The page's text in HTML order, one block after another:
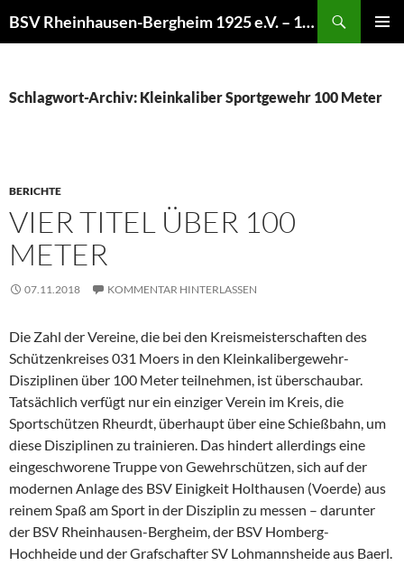
Inhalt
BSV Rheinhausen-Bergheim 1925 e.V. – 100% Sportschießen
Schlagwort-Archiv: Kleinkaliber Sportgewehr 100 Meter
BERICHTE
VIER TITEL ÜBER 100
METER
07.11.2018 KOMMENTAR HINTERLASSEN
Die Zahl der Vereine, die bei den Kreismeisterschaften des
Schützenkreises 031 Moers in den Kleinkalibergewehr-
Disziplinen über 100 Meter teilnehmen, ist überschaubar.
Tatsächlich verfügt nur ein einziger Verein im Kreis, die
Sportschützen Rheurdt, überhaupt über eine Schießbahn, um
diese Disziplinen zu trainieren. Das hindert allerdings eine
eingeschworene Truppe von Gewehrschützen, sich auf der
modernen Anlage des BSV Einigkeit Holthausen (Voerde) aus
reinem Spaß am Sport in der Disziplin zu messen – darunter
der BSV Rheinhausen-Bergheim, der BSV Homberg-
Hochheide und der Grafschafter SV Lohmannsheide aus Baerl.